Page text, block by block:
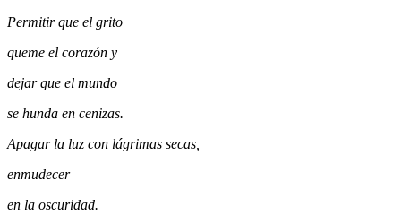
Permitir que el grito
queme el corazón y
dejar que el mundo
se hunda en cenizas.
Apagarla luz con lágrimas secas,
enmudecer
en la oscuridad.